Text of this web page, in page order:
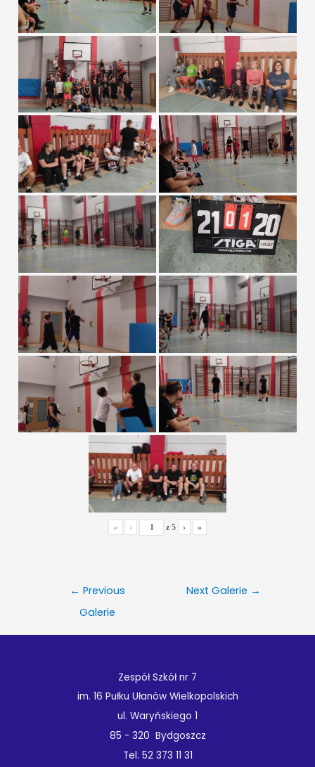
« ‹ z 5 › »
Nawigacja
← Previous
Galerie
Next Galerie →
Zespół Szkół nr 7
im. 16 Pułku Ułanów Wielkopolskich
ul. Waryńskiego 1
85 - 320 Bydgoszcz
Tel. 52 373 11 31